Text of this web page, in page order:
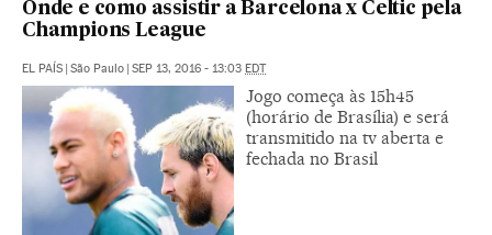
Onde e como assistir a Barcelona x Celtic pela
Champions League
EL PAÍS | São Paulo | SEP 13, 2016 - 13:03 EDT
Jogo começa às 15h45
(horário de Brasília) e será
transmitido na tv aberta e
fechada no Brasil